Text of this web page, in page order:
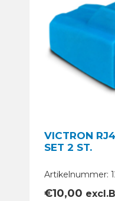
VICTRON
SET 2 ST.
Artikelnummer:
€10,00